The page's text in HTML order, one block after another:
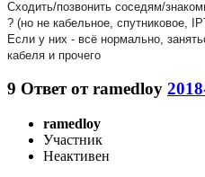
Сходить/позвонить соседям/
? (но не кабельное, спутниковое,
Если у них - всё нормально,
кабеля и прочего
9 Ответ отramedloy
ramedloy
Участник
Неактивен